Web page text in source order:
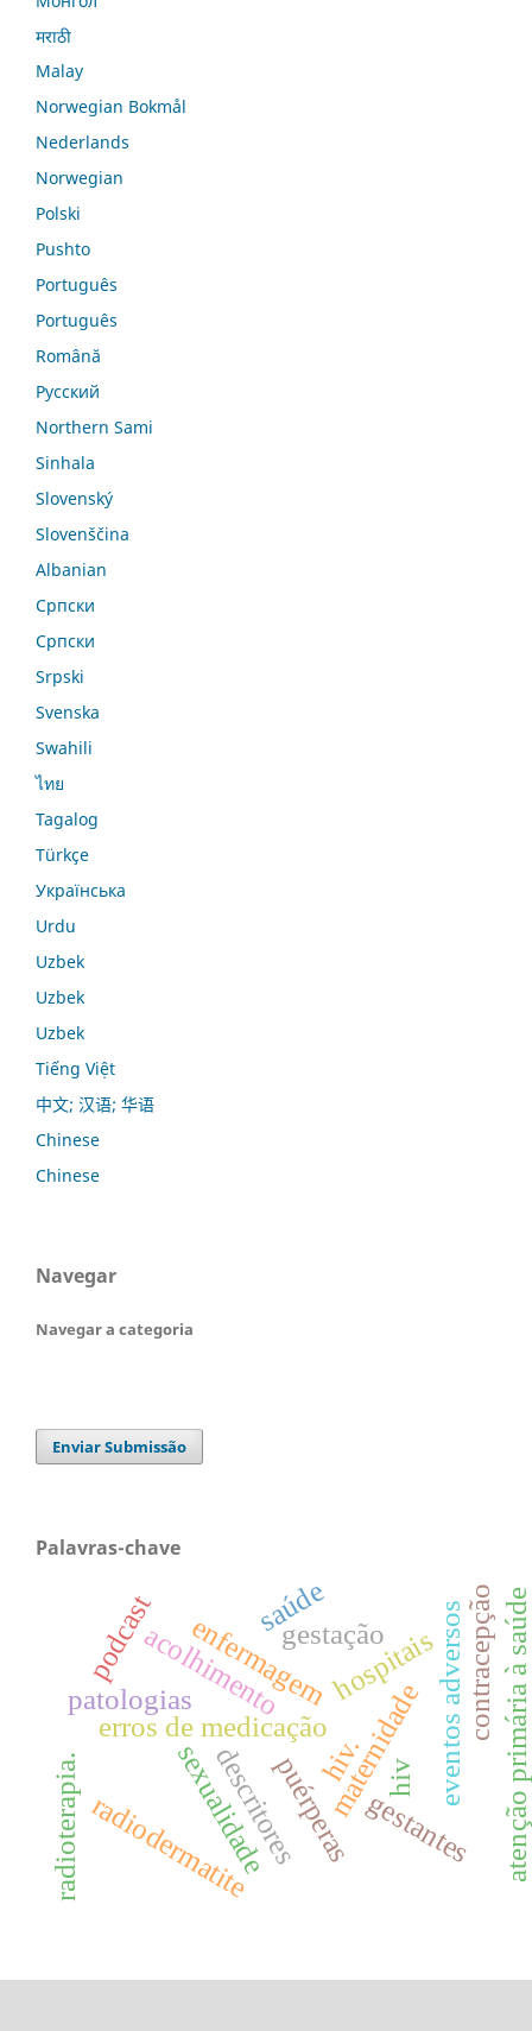
मराठी
Malay
Norwegian Bokmål
Nederlands
Norwegian
Polski
Pushto
Português
Português
Română
Русский
Northern Sami
Sinhala
Slovenský
Slovenščina
Albanian
Српски
Српски
Srpski
Svenska
Swahili
ไทย
Tagalog
Türkçe
Українська
Urdu
Uzbek
Uzbek
Uzbek
Tiếng Việt
中文; 汉语; 华语
Chinese
Chinese
Navegar
Navegar a categoria
Enviar Submissão
Palavras-chave
gestantes
puérperasmaternidade
erros de medicação
hospitaiseventos adversos
enfermagem
hiv
gestação
acolhimento
hiv.
contracepção
saúde
podcast
sexualidade
radiodermatite
radioterapia. atenção primária à saúde
descritores
patologias